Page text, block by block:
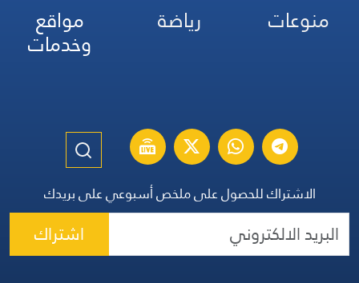
منوعات
رياضة مواقع
وخدمات
الاشتراك للحصول على ملخص أسبوعي على بريدك
اشتراك